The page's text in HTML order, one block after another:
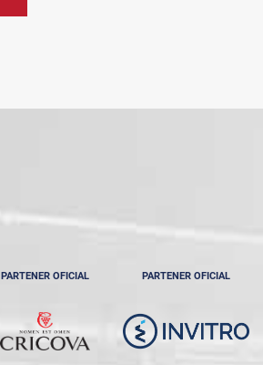
PARTENER OFICIAL PARTENER OFICIAL